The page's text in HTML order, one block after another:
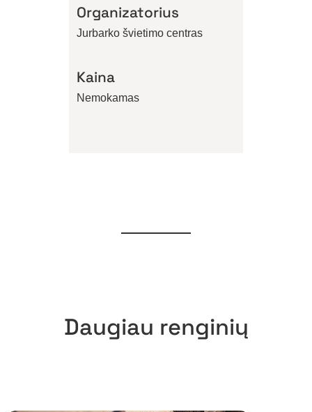
Organizatorius
Jurbarko švietimo centras
Kaina
Nemokamas
Daugiau renginių